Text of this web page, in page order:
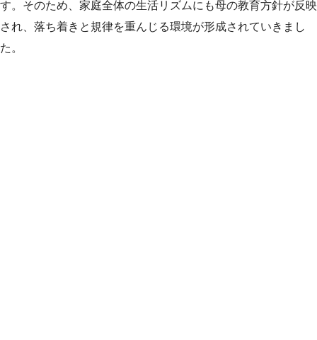
す。そのため、家庭全体の生活リズムにも母の教育方針が反映
され、落ち着きと規律を重んじる環境が形成されていきまし
た。